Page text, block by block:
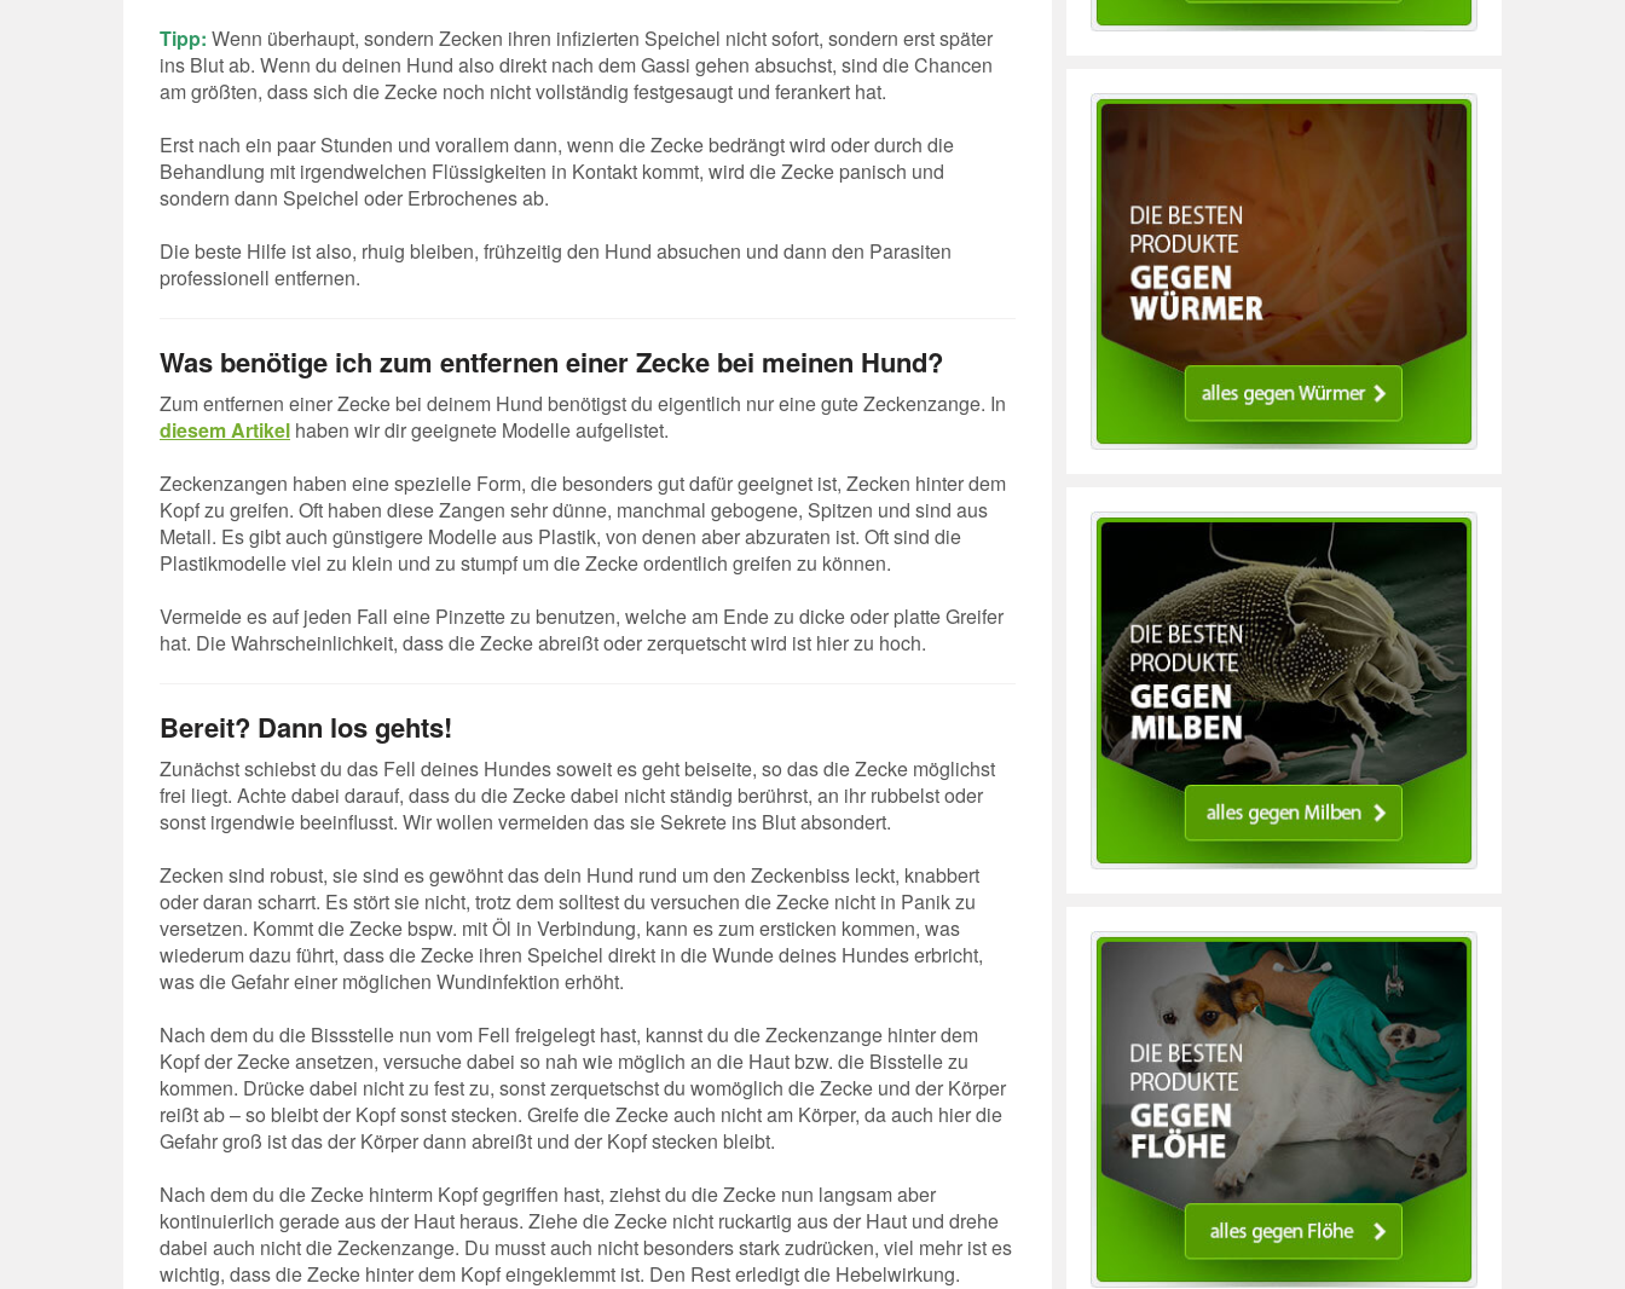
Tipp: Wenn überhaupt, sondern Zecken ihren infizierten Speichel nicht sofort, sondern erst später
ins Blut ab. Wenn du deinen Hund also direkt nach dem Gassi gehen absuchst, sind die Chancen
am größten, dass sich die Zecke noch nicht vollständig festgesaugt und ferankert hat.
Erst nach ein paar Stunden und vorallem dann, wenn die Zecke bedrängt wird oder durch die
Behandlung mit irgendwelchen Flüssigkeiten in Kontakt kommt, wird die Zecke panisch und
sondern dann Speichel oder Erbrochenes ab.
Die beste Hilfe ist also, rhuig bleiben, frühzeitig den Hund absuchen und dann den Parasiten
professionell entfernen.
Was benötige ich zum entfernen einer Zecke bei meinen Hund?
Zum entfernen einer Zecke bei deinem Hund benötigst du eigentlich nur eine gute Zeckenzange. In
diesem Artikel haben wir dir geeignete Modelle aufgelistet.
Zeckenzangen haben eine spezielle Form, die besonders gut dafür geeignet ist, Zecken hinter dem
Kopf zu greifen. Oft haben diese Zangen sehr dünne, manchmal gebogene, Spitzen und sind aus
Metall. Es gibt auch günstigere Modelle aus Plastik, von denen aber abzuraten ist. Oft sind die
Plastikmodelle viel zu klein und zu stumpf um die Zecke ordentlich greifen zu können.
Vermeide es auf jeden Fall eine Pinzette zu benutzen, welche am Ende zu dicke oder platte Greifer
hat. Die Wahrscheinlichkeit, dass die Zecke abreißt oder zerquetscht wird ist hier zu hoch.
Bereit? Dann los gehts!
Zunächst schiebst du das Fell deines Hundes soweit es geht beiseite, so das die Zecke möglichst
frei liegt. Achte dabei darauf, dass du die Zecke dabei nicht ständig berührst, an ihr rubbelst oder
sonst irgendwie beeinflusst. Wir wollen vermeiden das sie Sekrete ins Blut absondert.
Zecken sind robust, sie sind es gewöhnt das dein Hund rund um den Zeckenbiss leckt, knabbert
oder daran scharrt. Es stört sie nicht, trotz dem solltest du versuchen die Zecke nicht in Panik zu
versetzen. Kommt die Zecke bspw. mit Öl in Verbindung, kann es zum ersticken kommen, was
wiederum dazu führt, dass die Zecke ihren Speichel direkt in die Wunde deines Hundes erbricht,
was die Gefahr einer möglichen Wundinfektion erhöht.
Nach dem du die Bissstelle nun vom Fell freigelegt hast, kannst du die Zeckenzange hinter dem
Kopf der Zecke ansetzen, versuche dabei so nah wie möglich an die Haut bzw. die Bisstelle zu
kommen. Drücke dabei nicht zu fest zu, sonst zerquetschst du womöglich die Zecke und der Körper
reißt ab – so bleibt der Kopf sonst stecken. Greife die Zecke auch nicht am Körper, da auch hier die
Gefahr groß ist das der Körper dann abreißt und der Kopf stecken bleibt.
Nach dem du die Zecke hinterm Kopf gegriffen hast, ziehst du die Zecke nun langsam aber
kontinuierlich gerade aus der Haut heraus. Ziehe die Zecke nicht ruckartig aus der Haut und drehe
dabei auch nicht die Zeckenzange. Du musst auch nicht besonders stark zudrücken, viel mehr ist es
wichtig, dass die Zecke hinter dem Kopf eingeklemmt ist. Den Rest erledigt die Hebelwirkung.